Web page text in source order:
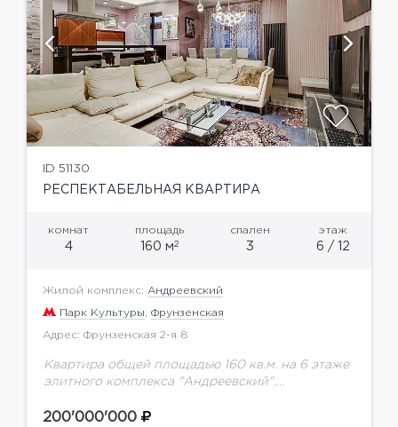
ID 51130
РЕСПЕКТАБЕЛЬНАЯ КВАРТИРА
комнат
4
площадь
160 м2
спален
3
этаж
6 / 12
Жилой комплекс: Андреевский
Парк Культуры, Фрунзенская
Адрес: Фрунзенская 2-я 8
Квартира общей площадью 160 кв.м. на 6 этаже
элитного комплекса "Андреевский".
гостевой санузел с постирочной, гостиная-
200'000'000